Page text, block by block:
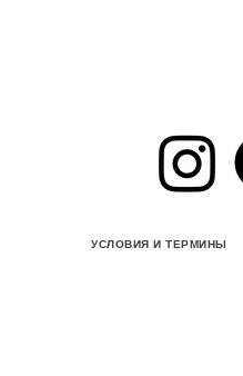
УСЛОВИЯ И ТЕРМИНЫ